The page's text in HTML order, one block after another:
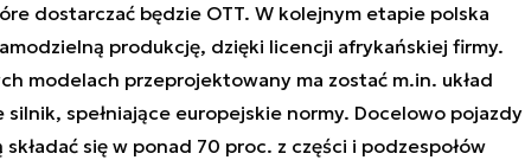
dostarczać będzie OTT. W kolejnym etapie polska
produkcję, dzięki licencji afrykańskiej firmy.
modelach przeprojektowany ma zostać m.in. układ
spełniające europejskie normy. Docelowo pojazdy
się w ponad 70 proc. z części i podzespołów